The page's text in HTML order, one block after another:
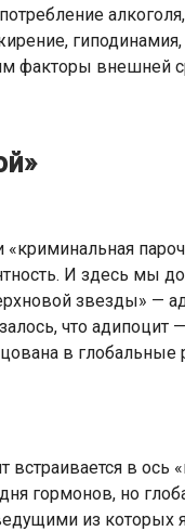
факторы внешней
«криминальная
И здесь мы
звезды» —
что адипоцит
в
в ось
гормонов, но
из которых